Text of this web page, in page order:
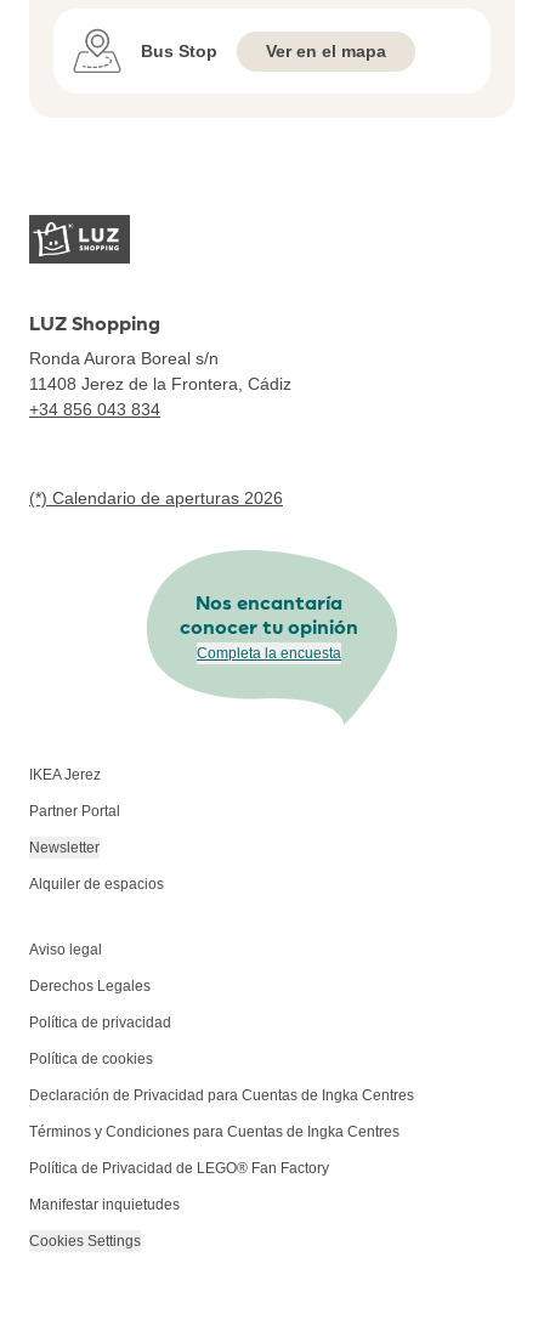
Bus Stop Ver en el mapa
LUZ Shopping
Ronda Aurora Boreal s/n
11408 Jerez de la Frontera, Cádiz
+34 856 043 834
(*) Calendario de aperturas 2026
Nos encantaría
conocer tu opinión
Completa la encuesta
IKEA Jerez
Partner Portal
Newsletter
Alquiler de espacios
Aviso legal
Derechos Legales
Política de privacidad
Política de cookies
Declaración de Privacidad para Cuentas de Ingka Centres
Términos y Condiciones para Cuentas de Ingka Centres
Política de Privacidad de LEGO® Fan Factory
Manifestar inquietudes
Cookies Settings